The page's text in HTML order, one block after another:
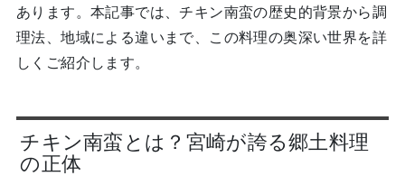
あります。本記事では、チキン南蛮の歴史的背景から調
理法、地域による違いまで、この料理の奥深い世界を詳
しくご紹介します。
チキン南蛮とは？宮崎が誇る郷土料理
の正体